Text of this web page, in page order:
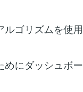
ルゴリズムを使用
めにダッシュボー